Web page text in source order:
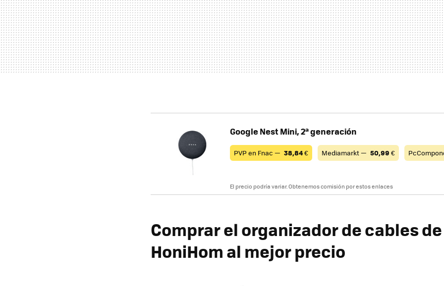
Google Nest Mini, 2ª generación
PVP en Fnac — 38,84€ Mediamarkt — 50,99 €
El precio podría variar. Obtenemos comisión por estos enlaces
Comprar el organizador de cables de
HoniHom al mejor precio